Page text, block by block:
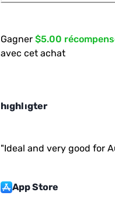
Gagner $5.00
avec cet achat
hıghlıgter
"Ideal and very good for
App Store